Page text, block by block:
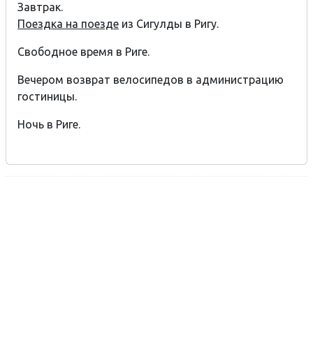
Завтрак.
Поездка на поезде из Сигулды в Ригу.
Свободное время в Риге.
Вечером возврат велосипедов в администрацию
гостиницы.
Ночь в Риге.